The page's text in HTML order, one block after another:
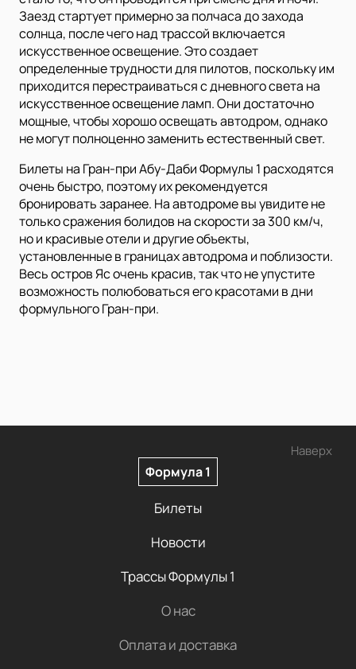
Заезд стартует примерно за полчаса до захода
солнца, после чего над трассой включается
искусственное освещение. Это создает
определенные трудности для пилотов, поскольку им
приходится перестраиваться с дневного света на
искусственное освещение ламп. Они достаточно
мощные, чтобы хорошо освещать автодром, однако
не могут полноценно заменить естественный свет.
Билеты на Гран-при Абу-Даби Формулы 1 расходятся
очень быстро, поэтому их рекомендуется
бронировать заранее. На автодроме вы увидите не
только сражения болидов на скорости за 300 км/ч,
но и красивые отели и другие объекты,
установленные в границах автодрома и поблизости.
Весь остров Яс очень красив, так что не упустите
возможность полюбоваться его красотами в дни
формульного Гран-при.
Наверх
Формула 1
Билеты
Новости
Трассы Формулы 1
О нас
Оплата и доставка